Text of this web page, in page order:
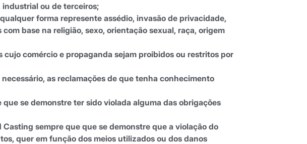
ou de terceiros;
forma represente assédio, invasão de privacidade,
base na religião, sexo, orientação sexual, raça, origem
comércio e propaganda sejam proibidos ou restritos por
as reclamações de que tenha conhecimento
se demonstre ter sido violada alguma das obrigações
sempre que que se demonstre que a violação do
quer em função dos meios utilizados ou dos danos